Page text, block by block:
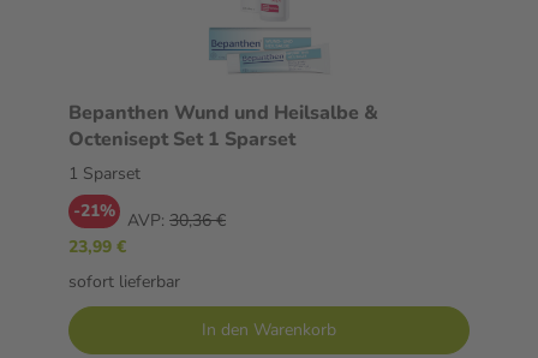
Bepanthen Wund und Heilsalbe &
Octenisept Set 1 Sparset
1 Sparset
-21% AVP: 30,36 €
23,99 €
sofort lieferbar
In den Warenkorb